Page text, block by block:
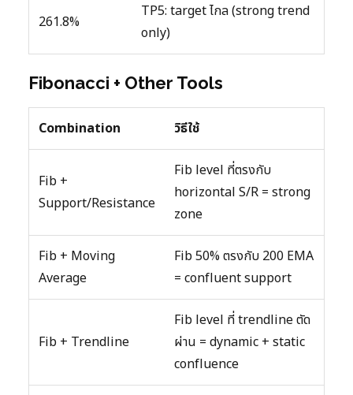
261.8%
TP5: target ไกล (strong trend
only)
Fibonacci + Other Tools
Combination วิธีใช้
Fib +
Support/Resistance
Fib level ที่ตรงกับ
horizontal S/R = strong
zone
Fib + Moving
Average
Fib 50% ตรงกับ 200 EMA
= confluent support
Fib + Trendline
Fib level ที่ trendline ตัด
ผ่าน = dynamic + static
confluence